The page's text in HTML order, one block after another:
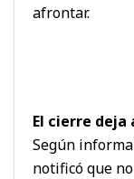
afrontar.
El cierre deja
Según
notificó que